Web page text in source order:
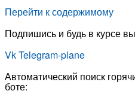
Перейти к содержимому
Подпишись и будь в курсе
VkTelegram-plane
Автоматический поиск
боте: